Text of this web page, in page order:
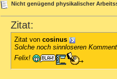
Nicht genügend physikalischer
Zitat:
Zitat von cosinus
Solche noch sinnloseren
Felix!